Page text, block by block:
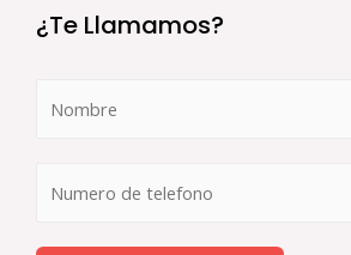
¿Te Llamamos?